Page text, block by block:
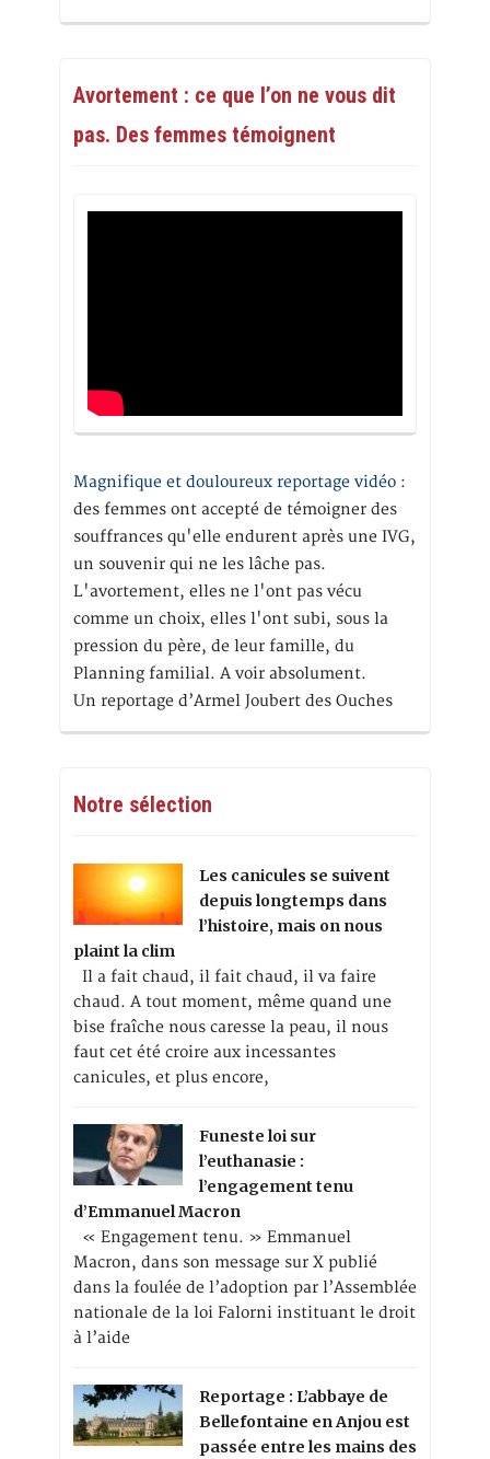
Avortement : ce que l’on ne vous dit
pas. Des femmes témoignent
Magnifique et douloureux reportage vidéo :
des femmes ont accepté de témoigner des
souffrances qu'elle endurent après une IVG,
un souvenir qui ne les lâche pas.
L'avortement, elles ne l'ont pas vécu
comme un choix, elles l'ont subi, sous la
pression du père, de leur famille, du
Planning familial. A voir absolument.
Un reportage d’Armel Joubert des Ouches
Notre sélection
Les canicules se suivent
depuis longtemps dans
l’histoire, mais on nous
plaint la clim
Il a fait chaud, il fait chaud, il va faire
chaud. A tout moment, même quand une
bise fraîche nous caresse la peau, il nous
faut cet été croire aux incessantes
canicules, et plus encore,
Funeste loi sur
l’euthanasie :
l’engagement tenu
d’Emmanuel Macron
« Engagement tenu. » Emmanuel
Macron, dans son message sur X publié
dans la foulée de l’adoption par l’Assemblée
nationale de la loi Falorni instituant le droit
à l’aide
Reportage : L’abbaye de
Bellefontaine en Anjou est
passée entre les mains des